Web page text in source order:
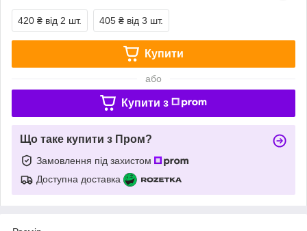
420 ₴ від 2 шт. 405 ₴ від 3 шт.
Купити
або
Купити з
Що таке купити з Пром?
Замовлення під захистом
Доступна доставка